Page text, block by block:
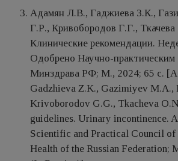
Адамян Л.В., Гаджиева З.К.,
Г.Р., Кривобородов Г.Г.,
Клинические рекомендации.
Одобрено Научно-
Минздрава РФ; М., 2024; 65 с.
Gadzhieva Z.K., Gazimiyev M.A.,
Krivoborodov G.G., Tkacheva
guidelines. Urinary incontinence.
Scientific and Practical Council
Health of the Russian Federation;